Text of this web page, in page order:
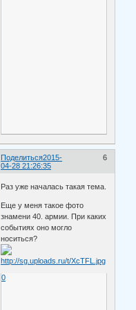
Поделиться 6
2015-
04-28 21:26:35
Раз уже началась такая тема.
Еще у меня такое фото
знамени 40. армии. При каких
событиях оно могло
носиться?
0